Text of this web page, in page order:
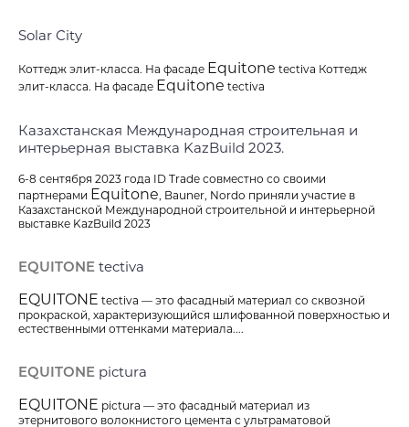
Solar City
Коттедж элит-класса. На фасаде Equitone tectiva Коттедж
элит-класса. На фасаде Equitone tectiva
Казахстанская Международная строительная и
интерьерная выставка KazBuild 2023.
6-8 сентября 2023 года ID Trade совместно со своими
партнерами Equitone, Bauner, Nordo приняли участие в
Казахстанской Международной строительной и интерьерной
выставке KazBuild 2023
EQUITONE tectiva
EQUITONE tectiva — это фасадный материал со сквозной
прокраской, характеризующийся шлифованной поверхностью и
естественными оттенками материала....
EQUITONE pictura
EQUITONE pictura — это фасадный материал из
этернитового волокнистого цемента с ультраматовой
ОТПРАВЛЯЯ ДАННУЮ ФОРМУ, ВЫ СОГЛАШАЕТЕСЬ С
ПОЛИТИКОЙ КОНФИДЕНЦИАЛЬНОСТИ